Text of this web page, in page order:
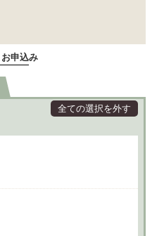
お申込み
全ての選択を外す